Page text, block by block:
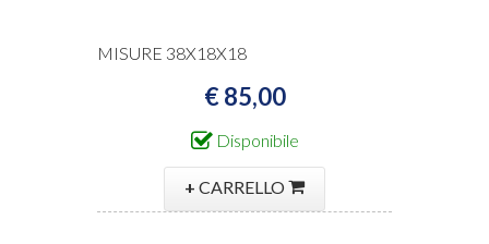
MISURE 38X18X18
€ 85,00
Disponibile
+ CARRELLO